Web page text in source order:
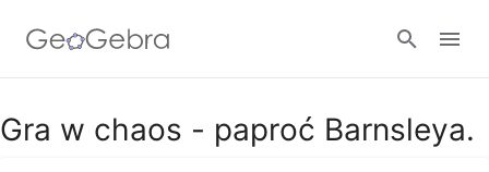
Google Classroom
Gra w chaos - paproć Barnsleya.